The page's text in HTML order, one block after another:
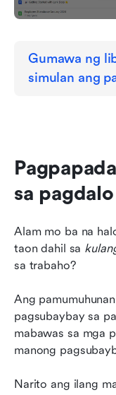
Gumawa ng
simulan ang
sa
Alam mo ba na
taon dahil sa
sa trabaho?
Ang
pagsubaybay sa
mabawas sa mga
manong
Narito ang ilang